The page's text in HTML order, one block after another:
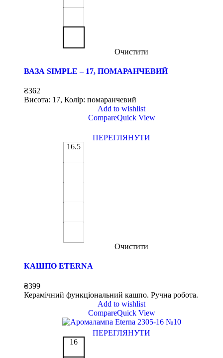
Очистити
ВАЗА SIMPLE – 17, ПОМАРАНЧЕВИЙ
₴362
Висота: 17, Колір: помаранчевий
Add to wishlist
CompareQuick View
ПЕРЕГЛЯНУТИ
16.5
Очистити
КАШПО ETERNA
₴399
Керамічний функціональний кашпо. Ручна робота.
Add to wishlist
CompareQuick View
ПЕРЕГЛЯНУТИ
16